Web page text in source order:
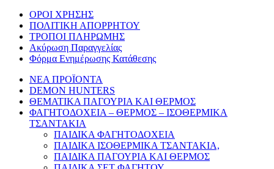
ΟΡΟΙ ΧΡΗΣΗΣ
ΠΟΛΙΤΙΚΗ ΑΠΟΡΡΗΤΟΥ
ΤΡΟΠΟΙ ΠΛΗΡΩΜΗΣ
Ακύρωση Παραγγελίας
Φόρμα Ενημέρωσης Κατάθεσης
ΝΕΑ ΠΡΟΪΟΝΤΑ
DEMON HUNTERS
ΘΕΜΑΤΙΚΑ ΠΑΓΟΥΡΙΑ ΚΑΙ ΘΕΡΜΟΣ
ΦΑΓΗΤΟΔΟΧΕΙΑ – ΘΕΡΜΟΣ – ΙΣΟΘΕΡΜΙΚΑ
ΤΣΑΝΤΑΚΙΑ
ΠΑΙΔΙΚΑ ΦΑΓΗΤΟΔΟΧΕΙΑ
ΠΑΙΔΙΚΑ ΙΣΟΘΕΡΜΙΚΑ ΤΣΑΝΤΑΚΙΑ,
ΠΑΙΔΙΚΑ ΠΑΓΟΥΡΙΑ ΚΑΙ ΘΕΡΜΟΣ